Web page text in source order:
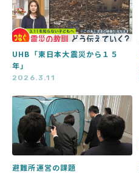
UHB「東日本大震災から１５
年」
2026.3.11
避難所運営の課題